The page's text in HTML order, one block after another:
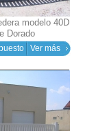
modelo 40D
Dorado
Ver más